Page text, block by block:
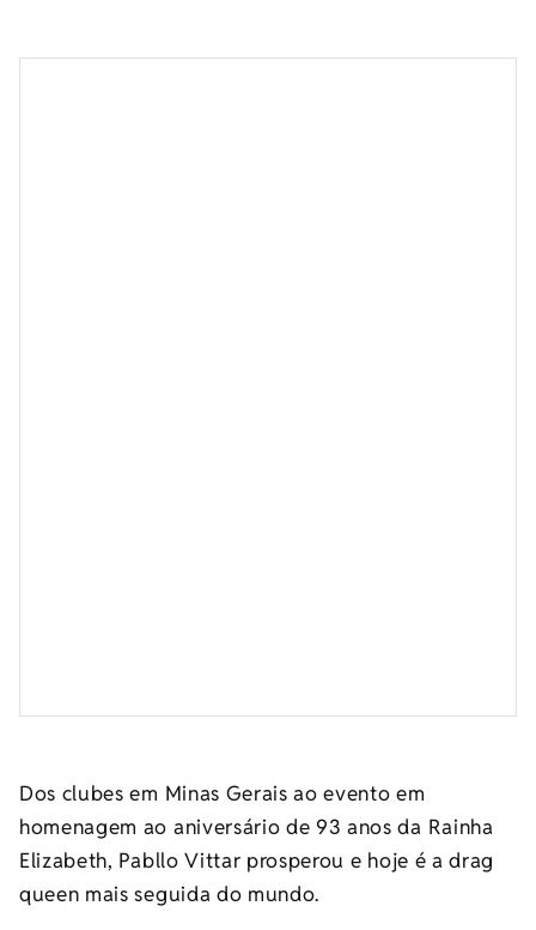
Dos clubes em Minas Gerais ao evento em
homenagem ao aniversário de 93 anos da Rainha
Elizabeth, Pabllo Vittar prosperou e hoje é a drag
queen mais seguida do mundo.